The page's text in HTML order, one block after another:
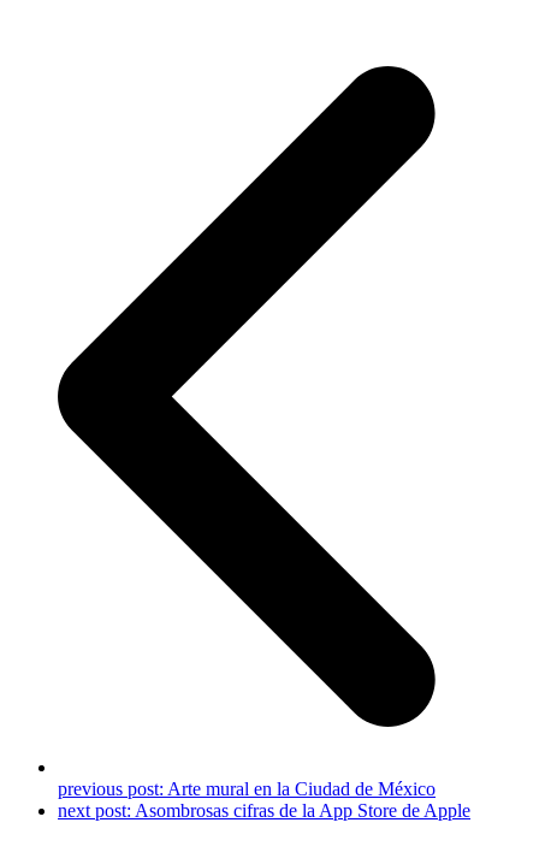
previous post: Arte mural en la Ciudad de México
next post: Asombrosas cifras de la App Store de Apple